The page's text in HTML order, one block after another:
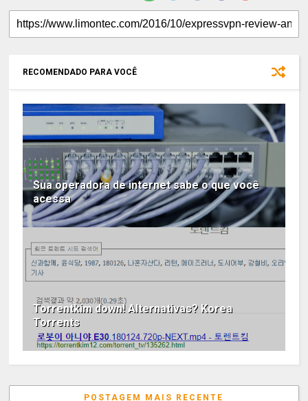
RECOMENDADO PARA VOCÊ
Sua operadora de internet sabe o que você
acessa
Torrentkim down! Alternativas? Korea
Torrents
POSTAGEM MAIS RECENTE